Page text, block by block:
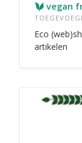
vegan
Eco
artikelen